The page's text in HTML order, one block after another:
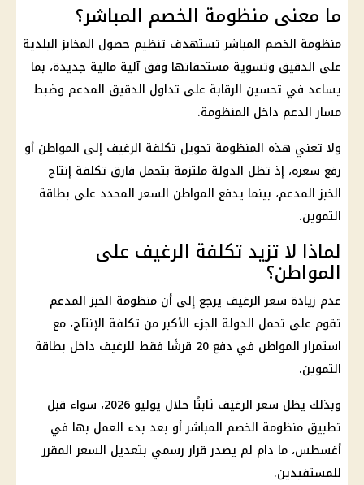
ما معنى منظومة الخصم المباشر؟
منظومة الخصم المباشرتستهدف تنظيم حصول المخابز البلدية
على الدقيق وتسوية مستحقاتها وفق آلية مالية جديدة، بما
يساعد في تحسين الرقابة على تداول الدقيق المدعم وضبط
مسار الدعم داخل المنظومة.
ولا تعني هذه المنظومة تحويل تكلفة الرغيف إلى المواطن أو
رفع سعره، إذ تظل الدولة ملتزمة بتحمل فارق تكلفة إنتاج
الخبز المدعم، بينما يدفع المواطن السعر المحدد على بطاقة
التموين.
لماذا لا تزيد تكلفة الرغيف على
المواطن؟
عدم زيادة سعر الرغيف يرجع إلى أن منظومة الخبز المدعم
تقوم على تحمل الدولة الجزء الأكبر من تكلفة الإنتاج، مع
استمرار المواطن في دفع 20 قرشًا فقط للرغيف داخل
بطاقة
التموين.
وبذلك يظل سعر الرغيف ثابتًا خلال يوليو 2026، سواء قبل
تطبيق منظومة الخصم المباشرأو بعد بدء العمل بها في
أغسطس، ما دام لم يصدر قرار رسمي بتعديل السعر المقرر
للمستفيدين.